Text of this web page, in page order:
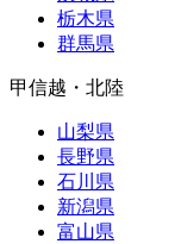
栃木県
群馬県
甲信越・北陸
山梨県
長野県
石川県
新潟県
富山県